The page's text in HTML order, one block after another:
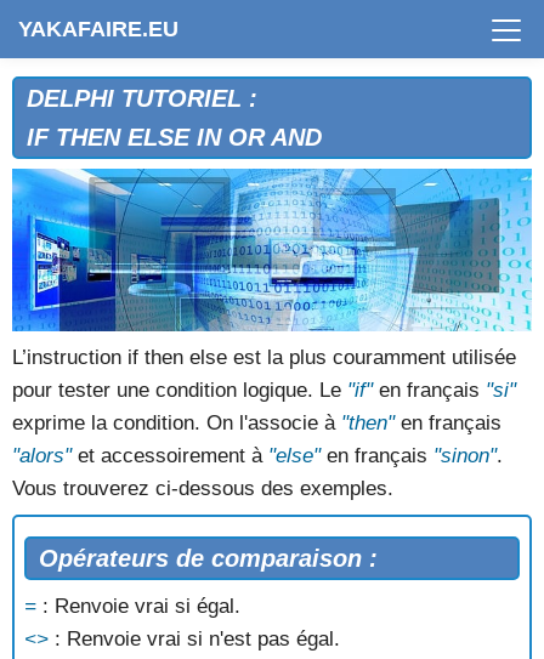
YAKAFAIRE.EU
DELPHI TUTORIEL :
IF THEN ELSE IN OR AND
L’instruction if then else est la plus couramment utilisée
pour tester une condition logique. Le "if"en français "si"
exprime la condition. On l'associe à "then"en français
"alors"et accessoirement à "else"en français "sinon".
Vous trouverez ci-dessous des exemples.
Opérateurs de comparaison :
= : Renvoie vrai si égal.
<> : Renvoie vrai si n'est pas égal.